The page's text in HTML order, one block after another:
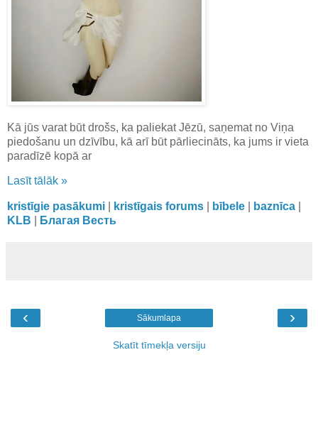
Kā jūs varat būt drošs, ka paliekat Jēzū, saņemat no Viņa
piedošanu un dzīvību, kā arī būt pārliecināts, ka jums ir vieta
paradīzē kopā ar
Lasīt tālāk »
kristīgie pasākumi kristīgais forums bībele baznīca
KLB
Благая Весть
‹ ›
Sākumlapa
Skatīt tīmekļa versiju